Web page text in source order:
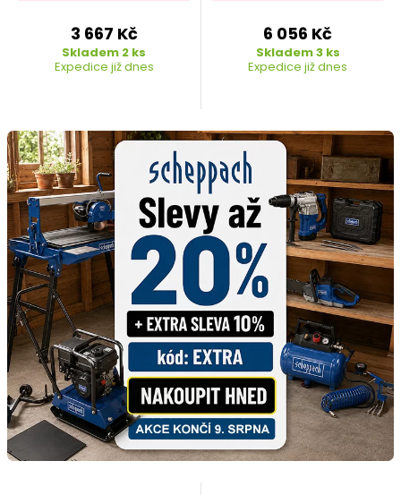
3 667 Kč
Skladem 2 ks
Expedice již dnes
6 056 Kč
Skladem 3 ks
Expedice již dnes